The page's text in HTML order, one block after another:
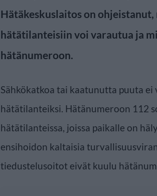
Hätäkeskuslaitos on
hätätilanteisiin voi varautua ja
hätänumeroon.
Sähkökatkoa tai kaatunutta puuta
hätätilanteiksi. Hätänumeroon 112
hätätilanteissa, joissa paikalle on
ensihoidon kaltaisia
tiedustelusoitot eivät kuulu